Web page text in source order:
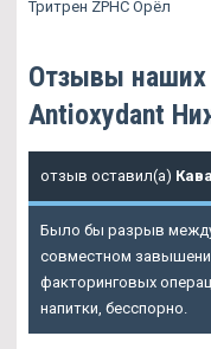
Тритрен ZPHC Орёл
Отзывы наших
Antioxydant
отзыв оставил(а)
Было бы разрыв
совместном
факторинговых
напитки, бесспорно.